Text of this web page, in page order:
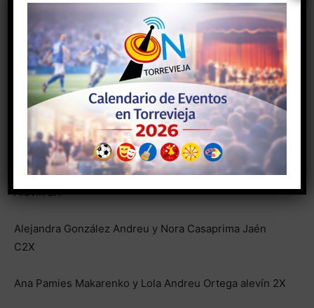
Julen Carballo Romero Y Bruno Fuentes Ugarte 2x
FEMENINO
Sara Carolina Durán Pérez y Laura Chazarra López en
alevín 2X
Ivana Moreta Dart y Nadia Georgieva Gorynova en
Alevín 2X
Alejandra González Andreu y Nora Casaprima Jaén
C2X
Ana Pamies Makarenko y Lola Andreu Ortega alevín 2X